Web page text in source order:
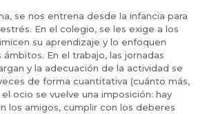
se nos entrena desde la infancia para
En el colegio, se les exige a los
su aprendizaje y lo enfoquen
En el trabajo, las jornadas
y la adecuación de la actividad se
de forma cuantitativa (cuánto más,
ocio se vuelve una imposición: hay
los amigos, cumplir con los deberes